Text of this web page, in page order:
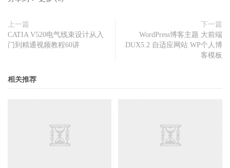
上一篇
CATIA V520电气线束设计从入
门到精通视频教程60讲
下一篇
WordPress博客主题 大前端
DUX5.2 自适应网站 WP个人博
客模板
相关推荐